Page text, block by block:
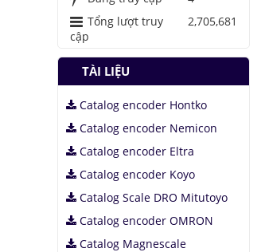
Tổng lượt truy
cập
2,705,681
TÀI LIỆU
Catalog encoder Hontko
Catalog encoder Nemicon
Catalog encoder Eltra
Catalog encoder Koyo
Catalog Scale DRO Mitutoyo
Catalog encoder OMRON
Catalog Magnescale